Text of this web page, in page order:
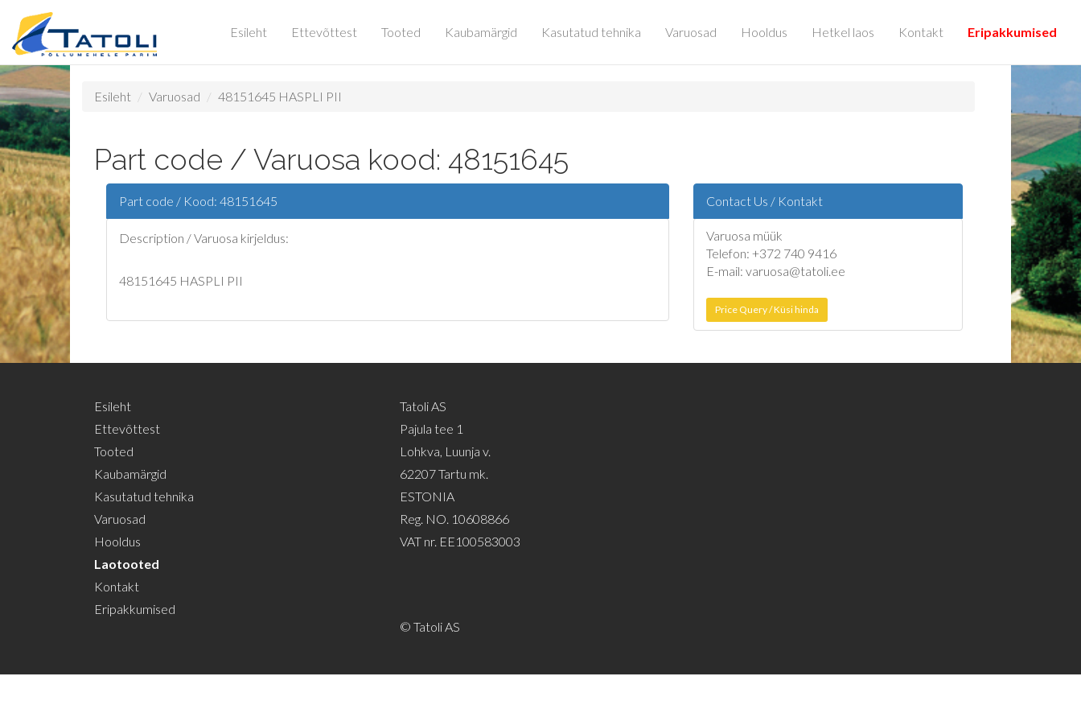
Esileht Ettevõttest Tooted Kaubamärgid Kasutatud tehnika Varuosad Hooldus Hetkel laos Kontakt Eripakkumised
Esileht Varuosad 48151645 HASPLI PII
Part code / Varuosa kood: 48151645
Part code / Kood: 48151645
Description / Varuosa kirjeldus:
48151645 HASPLI PII
Contact Us / Kontakt
Varuosa müük
Telefon: +372 740 9416
E-mail: varuosa@tatoli.ee
Price Query / Küsi hinda
Esileht
Ettevõttest
Tooted
Kaubamärgid
Kasutatud tehnika
Varuosad
Hooldus
Laotooted
Kontakt
Eripakkumised
Tatoli AS
Pajula tee 1
Lohkva, Luunja v.
62207 Tartu mk.
ESTONIA
Reg. NO. 10608866
VAT nr. EE100583003
© Tatoli AS